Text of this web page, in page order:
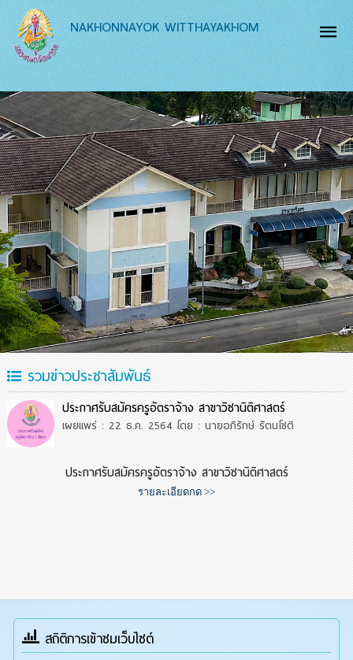
NAKHONNAYOK WITTHAYAKHOM
รวมข่าวประชาสัมพันธ์
ประกาศรับสมัครครูอัตราจ้าง สาขาวิชานิติศาสตร์
เผยแพร่ : 22 ธ.ค. 2564 โดย : นายอภิรักษ์ รัตนโชติ
ประกาศรับสมัครครูอัตราจ้าง สาขาวิชานิติศาสตร์
รายละเอียดกด >>
สถิติการเข้าชมเว็บไซต์